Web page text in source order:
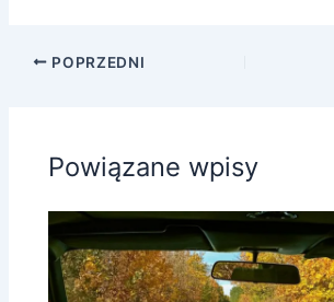
POPRZEDNI
Powiązane wpisy